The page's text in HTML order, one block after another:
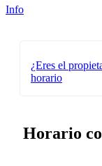
Info
¿Eres el
horario
Horario